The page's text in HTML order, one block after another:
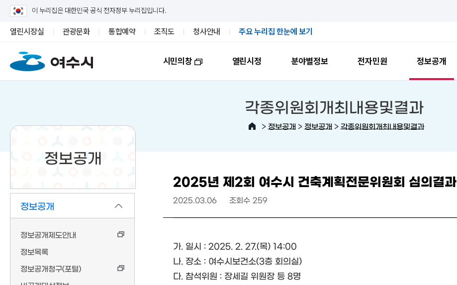
이 누리집은 대한민국 공식 전자정부 누리집입니다.
열린시장실 관광문화 통합예약 조직도 청사안내 주요 누리집 한눈에 보기
시민의창 열린시정 분야별정보 전자민원 정보공개
정보공개
정보공개
정보공개제도안내
정보목록
정보공개청구(포털)
각종위원회개최내용및결과
> 정보공개> 정보공개> 각종위원회개최내용및결과
2025년 제2회 여수시 건축계획전문위원회 심의결과
2025.03.06 조회수 259
가. 일시 : 2025. 2. 27.(목) 14:00
나. 장소 : 여수시보건소(3층 회의실)
다. 참석위원 : 장세길 위원장 등 8명